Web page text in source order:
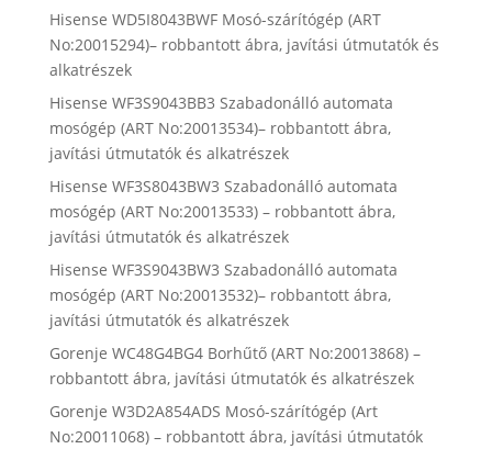
Hisense WD5I8043BWF Mosó-szárítógép (ART
No:20015294)– robbantott ábra, javítási útmutatók és
alkatrészek
Hisense WF3S9043BB3 Szabadonálló automata
mosógép (ART No:20013534)– robbantott ábra,
javítási útmutatók és alkatrészek
Hisense WF3S8043BW3 Szabadonálló automata
mosógép (ART No:20013533) – robbantott ábra,
javítási útmutatók és alkatrészek
Hisense WF3S9043BW3 Szabadonálló automata
mosógép (ART No:20013532)– robbantott ábra,
javítási útmutatók és alkatrészek
Gorenje WC48G4BG4 Borhűtő (ART No:20013868) –
robbantott ábra, javítási útmutatók és alkatrészek
Gorenje W3D2A854ADS Mosó-szárítógép (Art
No:20011068) – robbantott ábra, javítási útmutatók